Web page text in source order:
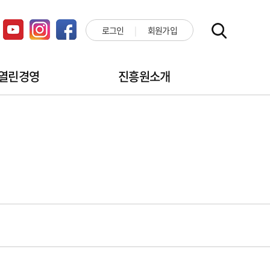
로그인 회원가입
린경영 진흥원소개